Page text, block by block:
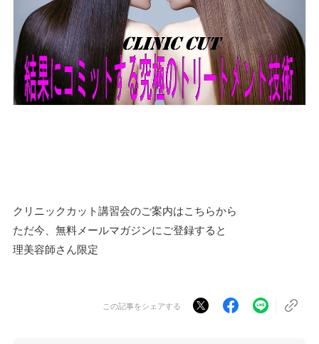
クリニックカット講習会のご案内はこちらから
ただ今、無料メールマガジンにご登録すると
理美容師さん限定
この記事をシェアする